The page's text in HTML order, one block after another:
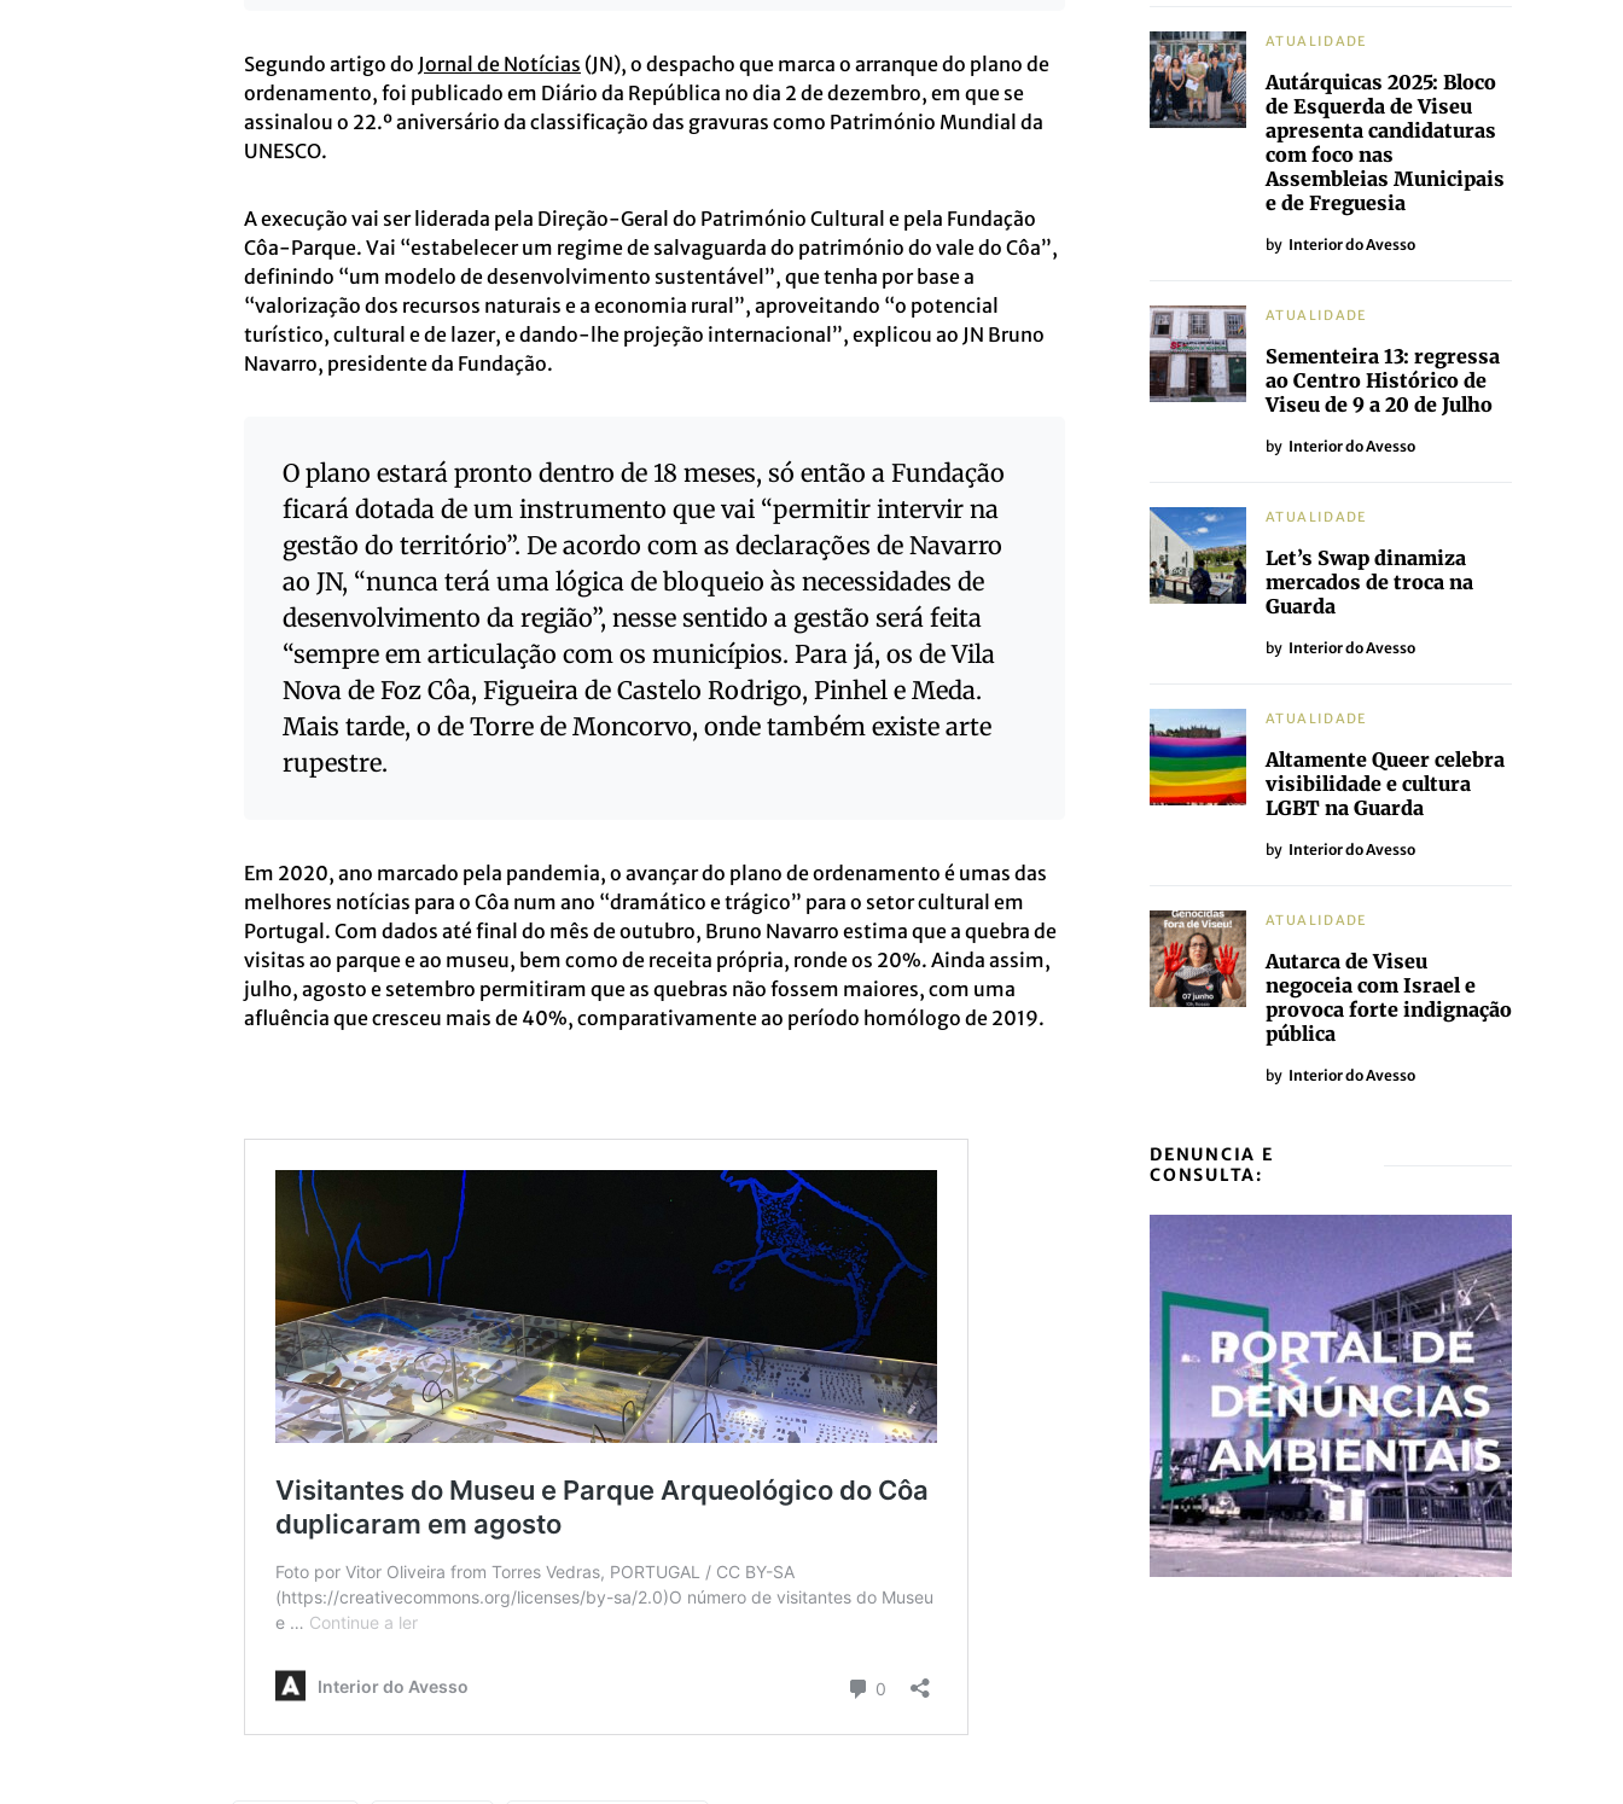
Segundo artigo do Jornal de Notícias (JN), o despacho que marca o arranque do plano de
ordenamento, foi publicado em Diário da República no dia 2 de dezembro, em que se
assinalou o 22.º aniversário da classificação das gravuras como Património Mundial da
UNESCO.
A execução vai ser liderada pela Direção-Geral do Património Cultural e pela Fundação
Côa-Parque. Vai “estabelecer um regime de salvaguarda do património do vale do Côa”,
definindo “um modelo de desenvolvimento sustentável”, que tenha por base a
“valorização dos recursos naturais e a economia rural”, aproveitando “o potencial
turístico, cultural e de lazer, e dando-lhe projeção internacional”, explicou ao JN Bruno
Navarro, presidente da Fundação.
O plano estará pronto dentro de 18 meses, só então a Fundação
ficará dotada de um instrumento que vai “permitir intervir na
gestão do território”. De acordo com as declarações de Navarro
ao JN, “nunca terá uma lógica de bloqueio às necessidades de
desenvolvimento da região”, nesse sentido a gestão será feita
“sempre em articulação com os municípios. Para já, os de Vila
Nova de Foz Côa, Figueira de Castelo Rodrigo, Pinhel e Meda.
Mais tarde, o de Torre de Moncorvo, onde também existe arte
rupestre.
Em 2020, ano marcado pela pandemia, o avançar do plano de ordenamento é umas das
melhores notícias para o Côa num ano “dramático e trágico” para o setor cultural em
Portugal. Com dados até final do mês de outubro, Bruno Navarro estima que a quebra de
visitas ao parque e ao museu, bem como de receita própria, ronde os 20%. Ainda assim,
julho, agosto e setembro permitiram que as quebras não fossem maiores, com uma
afluência que cresceu mais de 40%, comparativamente ao período homólogo de 2019.
ATUALIDADE
Autárquicas 2025: Bloco
de Esquerda de Viseu
apresenta candidaturas
com foco nas
Assembleias Municipais
e de Freguesia
by Interior do Avesso
ATUALIDADE
Sementeira 13: regressa
ao Centro Histórico de
Viseu de 9 a 20 de Julho
by Interior do Avesso
ATUALIDADE
Let’s Swap dinamiza
mercados de troca na
Guarda
by Interior do Avesso
ATUALIDADE
Altamente Queer celebra
visibilidade e cultura
LGBT na Guarda
by Interior do Avesso
ATUALIDADE
Autarca de Viseu
negoceia com Israel e
provoca forte indignação
pública
by Interior do Avesso
DENUNCIA E
CONSULTA: